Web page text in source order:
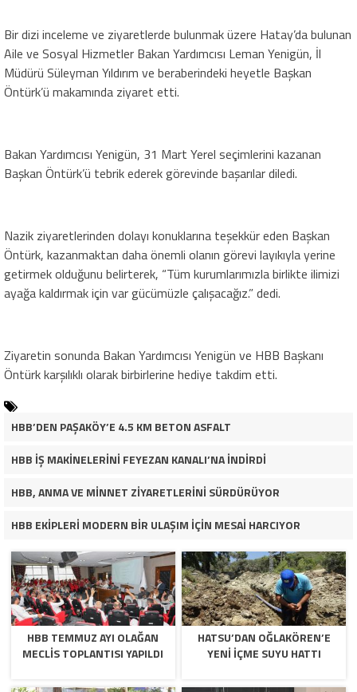
Bir dizi inceleme ve ziyaretlerde bulunmak üzere Hatay’da bulunan
Aile ve Sosyal Hizmetler Bakan Yardımcısı Leman Yenigün, İl
Müdürü Süleyman Yıldırım ve beraberindeki heyetle Başkan
Öntürk’ü makamında ziyaret etti.
Bakan Yardımcısı Yenigün, 31 Mart Yerel seçimlerini kazanan
Başkan Öntürk’ü tebrik ederek görevinde başarılar diledi.
Nazik ziyaretlerinden dolayı konuklarına teşekkür eden Başkan
Öntürk, kazanmaktan daha önemli olanın görevi layıkıyla yerine
getirmek olduğunu belirterek, “Tüm kurumlarımızla birlikte ilimizi
ayağa kaldırmak için var gücümüzle çalışacağız.” dedi.
Ziyaretin sonunda Bakan Yardımcısı Yenigün ve HBB Başkanı
Öntürk karşılıklı olarak birbirlerine hediye takdim etti.
HBB’DEN PAŞAKÖY’E 4.5 KM BETON ASFALT
HBB İŞ MAKİNELERİNİ FEYEZAN KANALI’NA İNDİRDİ
HBB, ANMA VE MİNNET ZİYARETLERİNİ SÜRDÜRÜYOR
HBB EKİPLERİ MODERN BİR ULAŞIM İÇİN MESAİ HARCIYOR
HBB TEMMUZ AYI OLAĞAN
MECLİS TOPLANTISI YAPILDI
HATSU’DAN OĞLAKÖREN’E
YENİ İÇME SUYU HATTI